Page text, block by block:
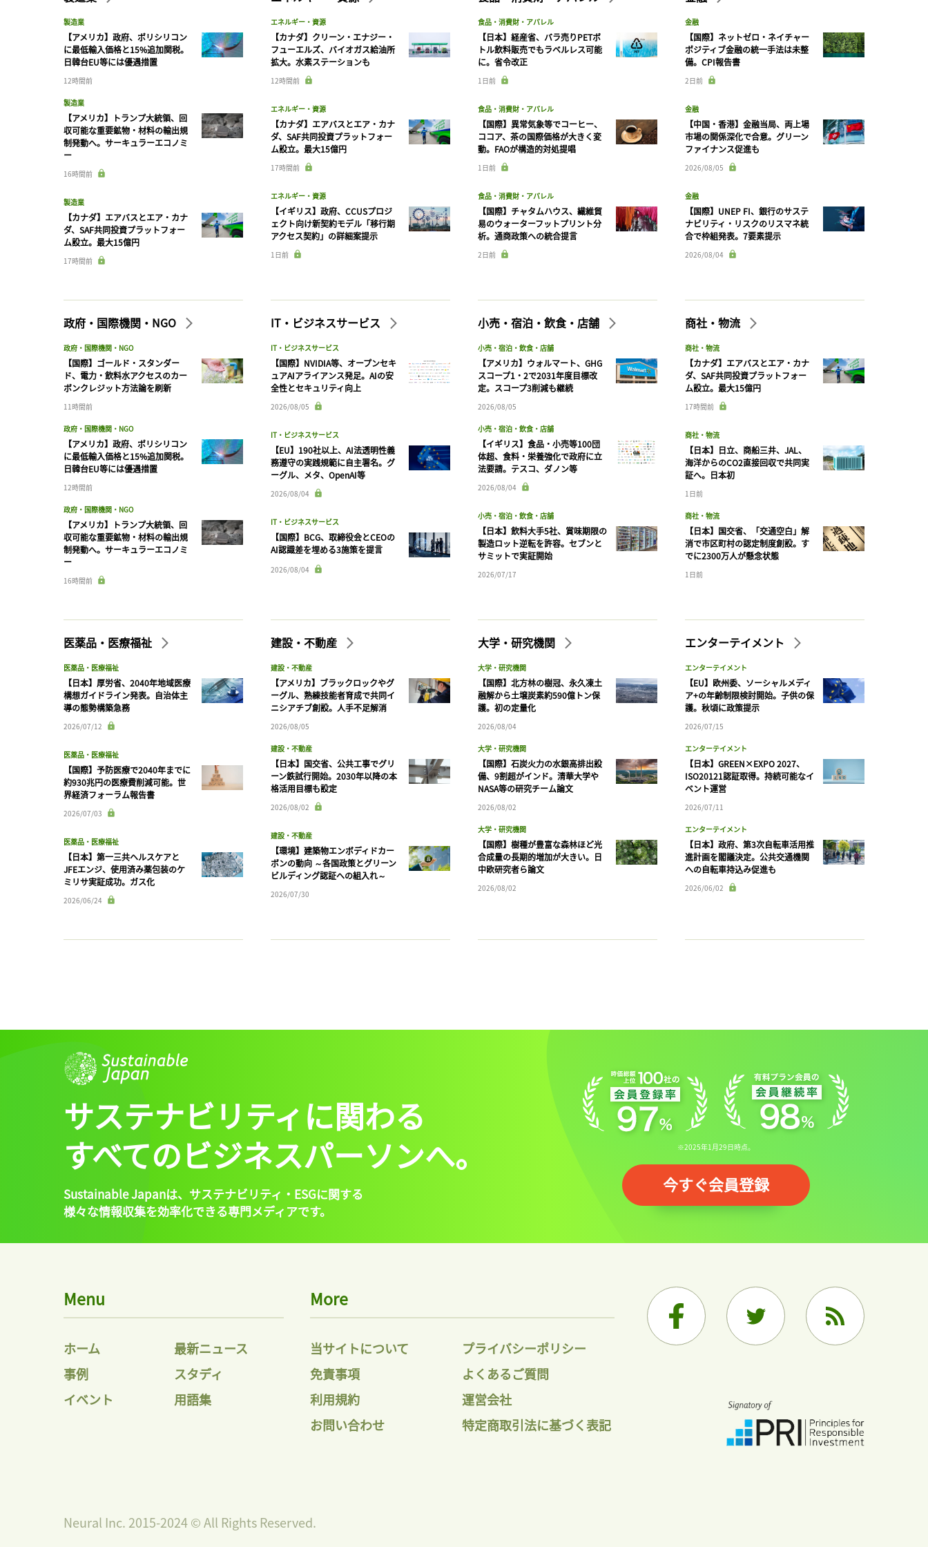
製造業
【アメリカ】政府、ポリシリコン
に最低輸入価格と15%追加関税。
日韓台EU等には優遇措置
12時間前
製造業
【アメリカ】トランプ大統領、回
収可能な重要鉱物・材料の輸出規
制発動へ。サーキュラーエコノミ
ー
16時間前
製造業
【カナダ】エアバスとエア・カナ
ダ、SAF共同投資プラットフォー
ム設立。最大15億円
17時間前
エネルギー・資源
【カナダ】クリーン・エナジー・
フューエルズ、バイオガス給油所
拡大。水素ステーションも
12時間前
エネルギー・資源
【カナダ】エアバスとエア・カナ
ダ、SAF共同投資プラットフォー
ム設立。最大15億円
17時間前
エネルギー・資源
【イギリス】政府、CCUSプロジ
ェクト向け新契約モデル「移行期
アクセス契約」の詳細案提示
1日前
食品・消費財・アパレル
【日本】経産省、バラ売りPETボ
トル飲料販売でもラベルレス可能
に。省令改正
1日前
食品・消費財・アパレル
【国際】異常気象等でコーヒー、
ココア、茶の国際価格が大きく変
動。FAOが構造的対処提唱
1日前
食品・消費財・アパレル
【国際】チャタムハウス、繊維貿
易のウォーターフットプリント分
析。通商政策への統合提言
2日前
金融
【国際】ネットゼロ・ネイチャー
ポジティブ金融の統一手法は未整
備。CPI報告書
2日前
金融
【中国・香港】金融当局、両上場
市場の関係深化で合意。グリーン
ファイナンス促進も
2026/08/05
金融
【国際】UNEP FI、銀行のサステ
ナビリティ・リスクのリスマネ統
合で枠組発表。7要素提示
2026/08/04
政府・国際機関・NGO
政府・国際機関・NGO
【国際】ゴールド・スタンダー
ド、電力・飲料水アクセスのカー
ボンクレジット方法論を刷新
11時間前
政府・国際機関・NGO
【アメリカ】政府、ポリシリコン
に最低輸入価格と15%追加関税。
日韓台EU等には優遇措置
12時間前
政府・国際機関・NGO
【アメリカ】トランプ大統領、回
収可能な重要鉱物・材料の輸出規
制発動へ。サーキュラーエコノミ
ー
16時間前
IT・ビジネスサービス
IT・ビジネスサービス
【国際】NVIDIA等、オープンセキ
ュアAIアライアンス発足。AIの安
全性とセキュリティ向上
2026/08/05
IT・ビジネスサービス
【EU】190社以上、AI法透明性義
務遵守の実践規範に自主署名。グ
ーグル、メタ、OpenAI等
2026/08/04
IT・ビジネスサービス
【国際】BCG、取締役会とCEOの
AI認識差を埋める3施策を提言
2026/08/04
小売・宿泊・飲食・店舗
小売・宿泊・飲食・店舗
【アメリカ】ウォルマート、GHG
スコープ1・2で2031年度目標改
定。スコープ3削減も継続
2026/08/05
小売・宿泊・飲食・店舗
【イギリス】食品・小売等100団
体超、食料・栄養強化で政府に立
法要請。テスコ、ダノン等
2026/08/04
小売・宿泊・飲食・店舗
【日本】飲料大手5社、賞味期限の
製造ロット逆転を許容。セブンと
サミットで実証開始
2026/07/17
商社・物流
商社・物流
【カナダ】エアバスとエア・カナ
ダ、SAF共同投資プラットフォー
ム設立。最大15億円
17時間前
商社・物流
【日本】日立、商船三井、JAL、
海洋からのCO2直接回収で共同実
証へ。日本初
1日前
商社・物流
【日本】国交省、「交通空白」解
消で市区町村の認定制度創設。す
でに2300万人が懸念状態
1日前
医薬品・医療福祉
医薬品・医療福祉
【日本】厚労省、2040年地域医療
構想ガイドライン発表。自治体主
導の態勢構築急務
2026/07/12
医薬品・医療福祉
【国際】予防医療で2040年までに
約930兆円の医療費削減可能。世
界経済フォーラム報告書
2026/07/03
医薬品・医療福祉
【日本】第一三共ヘルスケアと
JFEエンジ、使用済み薬包装のケ
ミリサ実証成功。ガス化
2026/06/24
建設・不動産
建設・不動産
【アメリカ】ブラックロックやグ
ーグル、熟練技能者育成で共同イ
ニシアチブ創設。人手不足解消
2026/08/05
建設・不動産
【日本】国交省、公共工事でグリ
ーン鉄試行開始。2030年以降の本
格活用目標も設定
2026/08/02
建設・不動産
【環境】建築物エンボディドカー
ボンの動向 ～各国政策とグリーン
ビルディング認証への組入れ～
2026/07/30
大学・研究機関
大学・研究機関
【国際】北方林の樹冠、永久凍土
融解から土壌炭素約590億トン保
護。初の定量化
2026/08/04
大学・研究機関
【国際】石炭火力の水銀高排出設
備、9割超がインド。清華大学や
NASA等の研究チーム論文
2026/08/02
大学・研究機関
【国際】樹種が豊富な森林ほど光
合成量の長期的増加が大きい。日
中欧研究者ら論文
2026/08/02
エンターテイメント
エンターテイメント
【EU】欧州委、ソーシャルメディ
ア+の年齢制限検討開始。子供の保
護。秋頃に政策提示
2026/07/15
エンターテイメント
【日本】GREEN×EXPO 2027、
ISO20121認証取得。持続可能なイ
ベント運営
2026/07/11
エンターテイメント
【日本】政府、第3次自転車活用推
進計画を閣議決定。公共交通機関
への自転車持込み促進も
2026/06/02
記事をお気に入りに保存するには
ログイン 会員登録
サステナビリティに関わる
すべてのビジネスパーソンへ。
Sustainable Japanは、 サステナビリティ・ESGに関する
様々な情報収集を効率化できる専門メディアです。
※2025年1月29日時点。
今すぐ会員登録
Menu
ホーム
最新ニュース
事例
スタディ
イベント
用語集
More
当サイトについて
プライバシーポリシー
免責事項
よくあるご質問
利用規約
運営会社
お問い合わせ
特定商取引法に基づく表記
Neural Inc. 2015-2024 © All Rights Reserved.